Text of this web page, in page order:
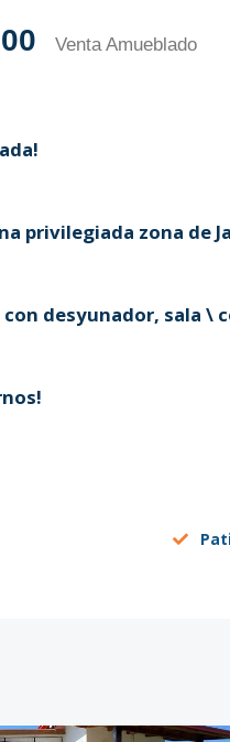
Venta Amueblado
privilegiada zona de
desyunador, sala \